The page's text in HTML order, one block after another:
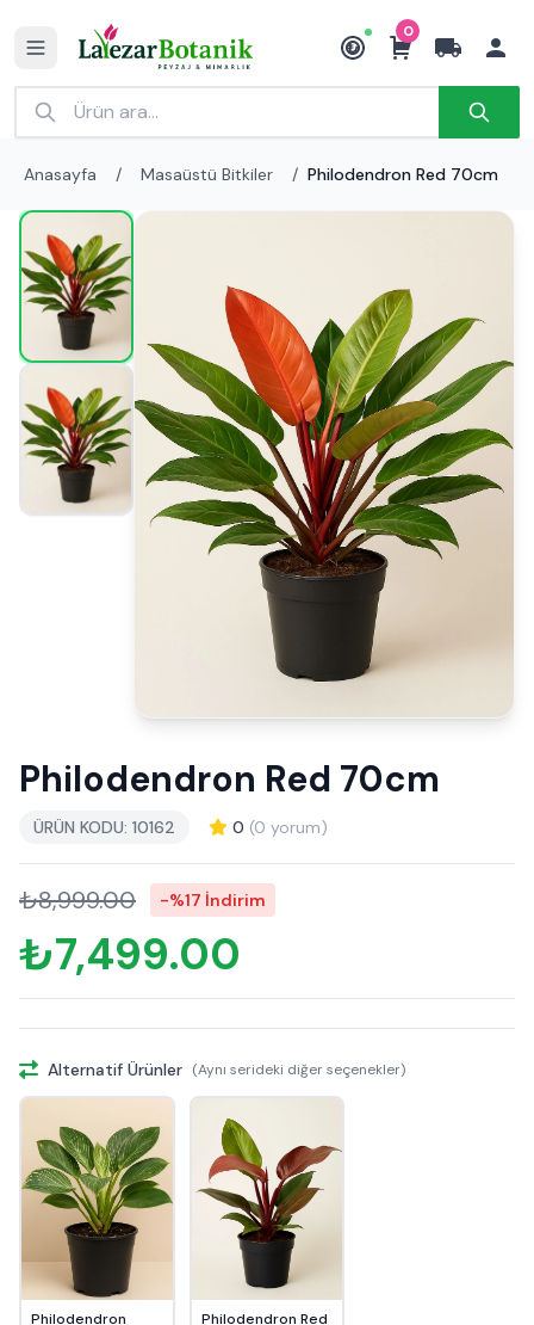
₺
0
Anasayfa / Masaüstü Bitkiler / Philodendron Red 70cm
Philodendron Red 70cm
ÜRÜN KODU: 10162 0 (0 yorum)
₺8,999.00 -%17 İndirim
₺7,499.00
Alternatif Ürünler (Aynı serideki diğer seçenekler)
Philodendron
Philodendron Red